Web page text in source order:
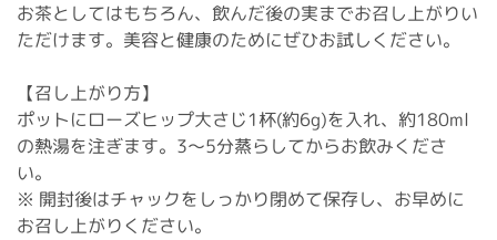
お茶としてはもちろん、飲んだ後の実までお召し上がりい
ただけます。美容と健康のためにぜひお試しください。
【召し上がり方】
ポットにローズヒップ大さじ1杯(約6g)を入れ、約180ml
の熱湯を注ぎます。3～5分蒸らしてからお飲みくださ
い。
※ 開封後はチャックをしっかり閉めて保存し、お早めに
お召し上がりください。